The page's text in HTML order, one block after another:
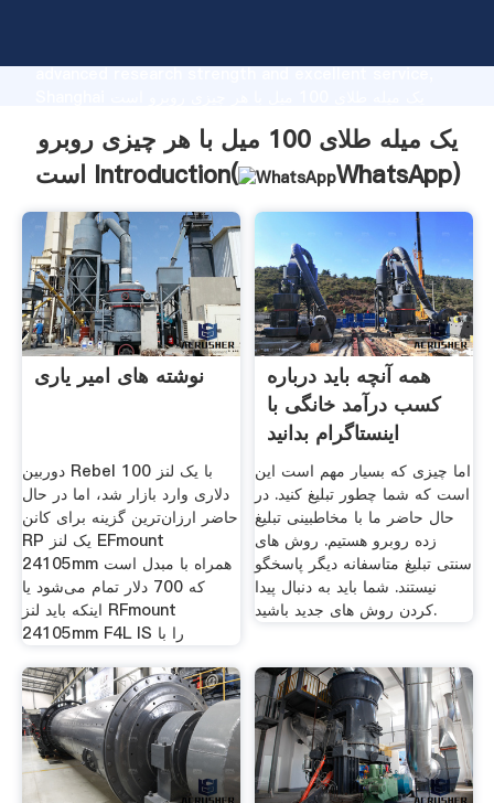
advanced research strength and excellent service,
customers.
یک میله طلای 100 میل با هر چیزی روبرو
است Introduction(
WhatsApp)
نوشته های امیر یاری
دوربین Rebel با یک لنز 100
دلاری وارد بازار شد، اما در حال
حاضر ارزان‌ترین گزینه برای کانن
RP یک لنز EFmount
24105mm همراه با مبدل است
که 700 دلار تمام می‌شود یا
اینکه باید لنز RFmount
24105mm F4L IS را با
همه آنچه باید درباره
کسب درآمد خانگی با
اینستاگرام بدانید
اما چیزی که بسیار مهم است این
است که شما چطور تبلیغ کنید. در
حال حاضر ما با مخاطبینی تبلیغ
زده روبرو هستیم. روش های
سنتی تبلیغ متاسفانه دیگر پاسخگو
نیستند. شما باید به دنبال پیدا
کردن روش های جدید باشید.